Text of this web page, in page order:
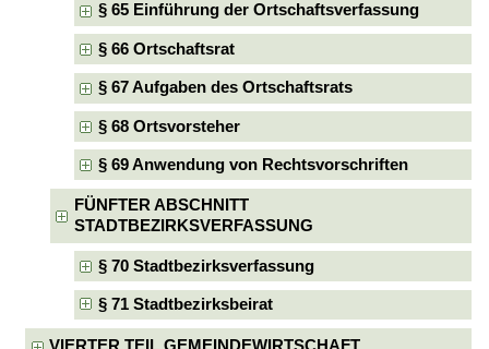
§ 65 Einführung der Ortschaftsverfassung
§ 66 Ortschaftsrat
§ 67 Aufgaben des Ortschaftsrats
§ 68 Ortsvorsteher
§ 69 Anwendung von Rechtsvorschriften
FÜNFTER ABSCHNITT
STADTBEZIRKSVERFASSUNG
§ 70 Stadtbezirksverfassung
§ 71 Stadtbezirksbeirat